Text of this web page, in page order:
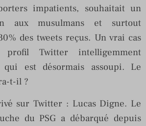
impatients, souhaitait un
aux musulmans et surtout
des tweets reçus. Un vrai cas
profil Twitter intelligemment
est désormais assoupi. Le
t-il ?
sur Twitter : Lucas Digne. Le
du PSG a débarqué depuis